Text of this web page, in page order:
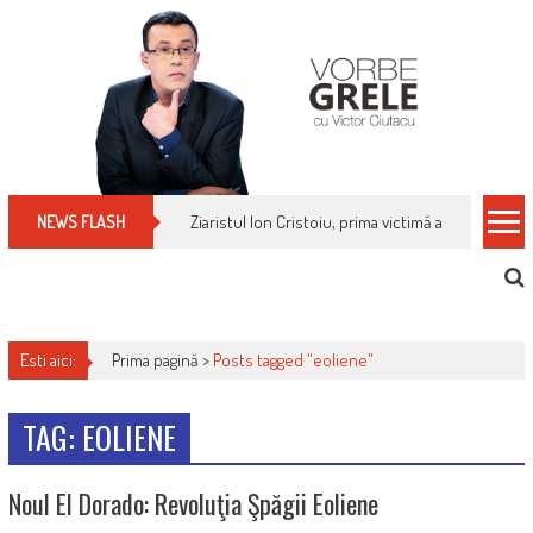
NEWS FLASH Ziaristul Ion Cristoiu, prima victimă a noi
Esti aici: Prima pagină > Posts tagged "eoliene"
TAG: EOLIENE
Noul El Dorado: Revoluţia Şpăgii Eoliene